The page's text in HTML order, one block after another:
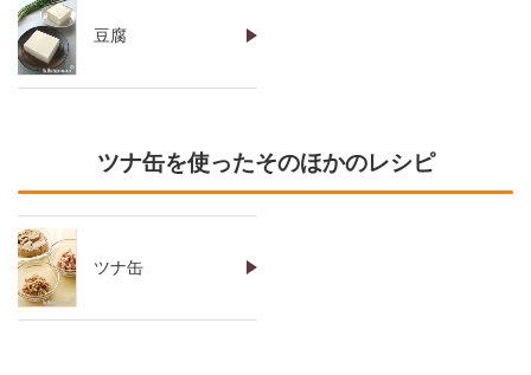
豆腐
ツナ缶を使ったそのほかのレシピ
ツナ缶